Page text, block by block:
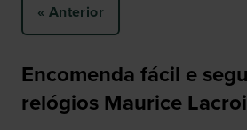
« Anterior
Encomenda fácil e
relógios Maurice